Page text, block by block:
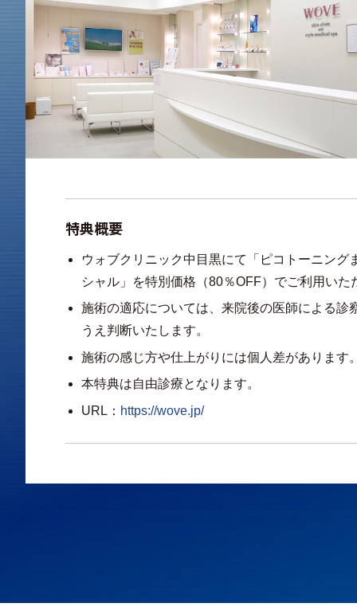
特典概要
ウォブクリニック中目黒にて「ピコトーニング
シャル」を特別価格（80％OFF）でご利用いた
施術の適応については、来院後の医師による診
うえ判断いたします。
施術の感じ方や仕上がりには個人差があります
本特典は自由診療となります。
URL： https://wove.jp/